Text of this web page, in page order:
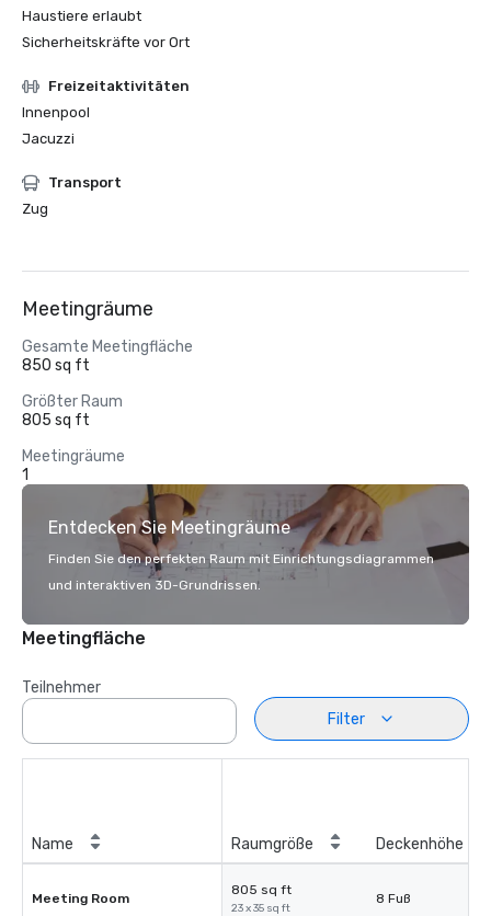
Haustiere erlaubt
Sicherheitskräfte vor Ort
Freizeitaktivitäten
Innenpool
Jacuzzi
Transport
Zug
Meetingräume
Gesamte Meetingfläche
850 sq ft
Größter Raum
805 sq ft
Meetingräume
1
Entdecken Sie Meetingräume
Finden Sie den perfekten Raum mit Einrichtungsdiagrammen
und interaktiven 3D-Grundrissen.
Meetingfläche
Teilnehmer
Filter
Name Raumgröße Deckenhöhe
Meeting Room
805 sq ft
23 x 35 sq ft
8 Fuß